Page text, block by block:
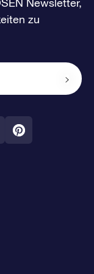
Newsletter,
zu